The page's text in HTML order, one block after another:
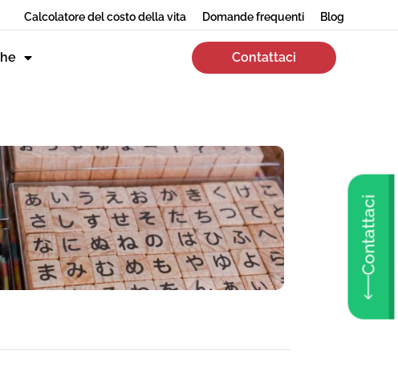
Calcolatore del costo della vita Domande frequenti Blog
Contattaci
Contattaci